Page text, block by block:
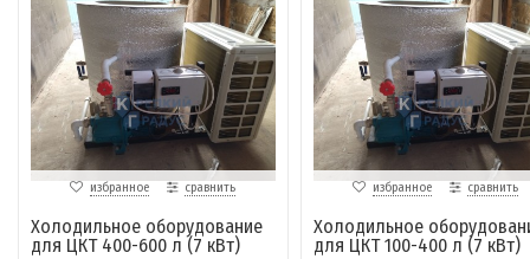
избранное сравнить
Холодильное оборудование
для ЦКТ 400-600 л (7 кВт)
избранное сравнить
Холодильное
для ЦКТ 100-400 л (7 кВт)